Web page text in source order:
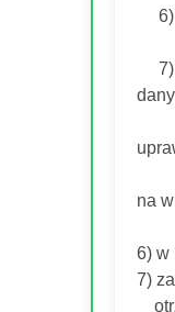
6)
w
7)
na
6) w
7)